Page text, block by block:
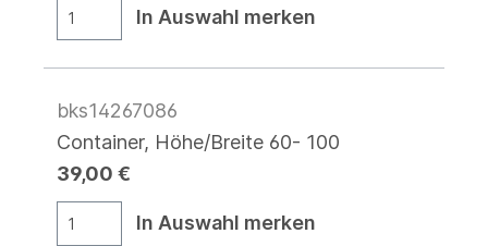
In Auswahl merken
bks14267086
Container, Höhe/Breite 60- 100
39,00 €
In Auswahl merken